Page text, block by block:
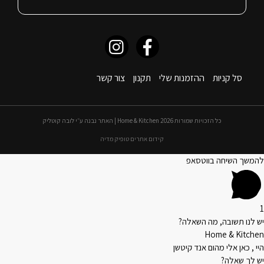
סל קניות ההזמנות שלי תקנון צור קשר
כל הזכויות שמורות 2026 Home & Kitchen | האתר נבנה ע״י לובה קוטליק
קידום אתרים טופיק מדיה
להמשך השיחה בווטסאפ
1
יש לנו תשובה, מה השאלה?
Home & Kitchen
היי , כאן אלי מהום אנד קיטשן
יש לך שאלה?